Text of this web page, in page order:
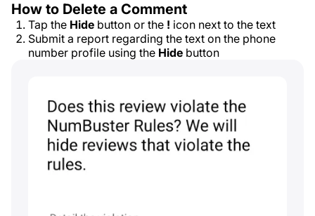
How to Delete a Comment
Tap the Hide button or the ! icon next to the text
Submit a report regarding the text on the phone
number profile using the Hide button